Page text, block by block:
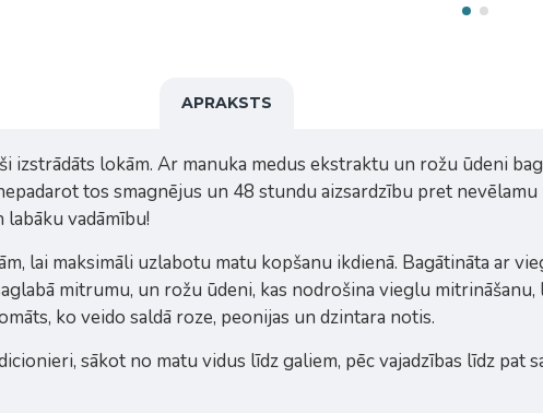
APRAKSTS
lokām. Ar manuka medus ekstraktu un rožu ūdeni
tos smagnējus un 48 stundu aizsardzību pret
vadāmību!
lai maksimāli uzlabotu matu kopšanu ikdienā. Bagātināta ar
mitrumu, un rožu ūdeni, kas nodrošina vieglu
ko veido saldā roze, peonijas un dzintara notis.
sākot no matu vidus līdz galiem, pēc vajadzības līdz pat